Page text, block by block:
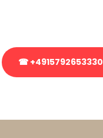
☎ +4915792653330